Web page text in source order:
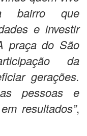
bairro que
e investir
praça do São
da
gerações.
pessoas e
resultados”,